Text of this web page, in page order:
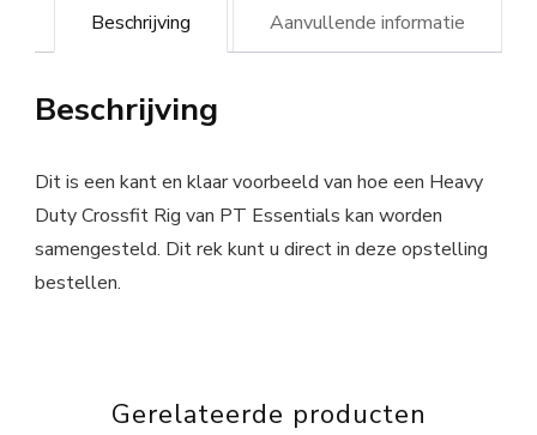
Beschrijving Aanvullende informatie
Beschrijving
Dit is een kant en klaar voorbeeld van hoe een Heavy
Duty Crossfit Rig van PT Essentials kan worden
samengesteld. Dit rek kunt u direct in deze opstelling
bestellen.
Gerelateerde producten